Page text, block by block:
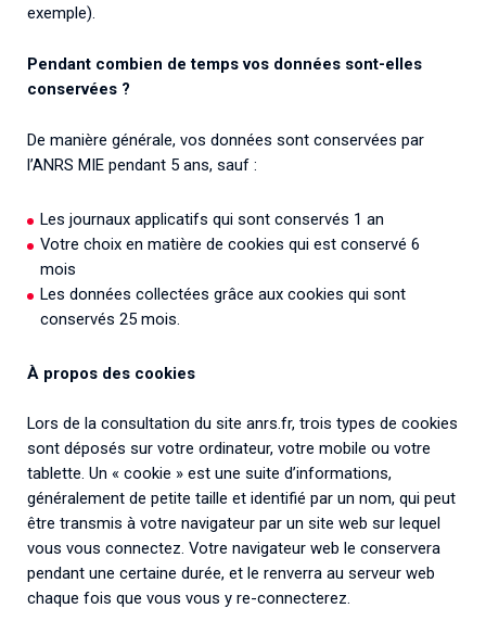
exemple).
Pendant combien de temps vos données sont-elles
conservées ?
De manière générale, vos données sont conservées par
l’ANRS MIE pendant 5 ans, sauf :
Les journaux applicatifs qui sont conservés 1 an
Votre choix en matière de cookies qui est conservé 6
mois
Les données collectées grâce aux cookies qui sont
conservés 25 mois.
À propos des cookies
Lors de la consultation du site anrs.fr, trois types de cookies
sont déposés sur votre ordinateur, votre mobile ou votre
tablette. Un « cookie » est une suite d’informations,
généralement de petite taille et identifié par un nom, qui peut
être transmis à votre navigateur par un site web sur lequel
vous vous connectez. Votre navigateur web le conservera
pendant une certaine durée, et le renverra au serveur web
chaque fois que vous vous y re-connecterez.